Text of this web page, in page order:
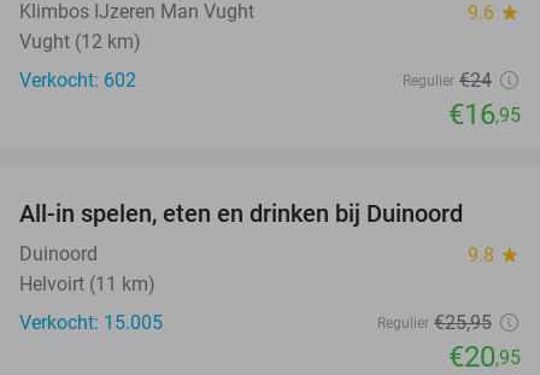
Klimbos IJzeren Man Vught 9.6 star
Vught (12 km)
Verkocht: 602
Regulier €24
€16,95
All-in spelen, eten en drinken bij Duinoord
Duinoord 9.8 star
Helvoirt (11 km)
Verkocht: 15.005
Regulier €25,95
€20,95